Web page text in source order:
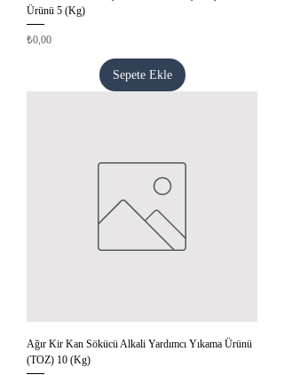
Ürünü 5 (Kg)
Fiyat
₺0,00
Sepete Ekle
Ağır Kir Kan Sökücü Alkali Yardımcı Yıkama Ürünü
(TOZ) 10 (Kg)